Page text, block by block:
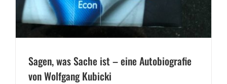
Sagen, was Sache ist – eine Autobiografie
von Wolfgang Kubicki